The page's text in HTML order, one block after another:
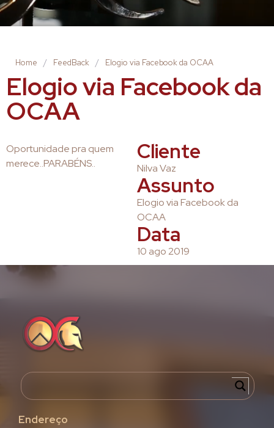
Home / FeedBack / Elogio via Facebook da OCAA
Elogio via Facebook da
OCAA
Oportunidade pra quem
merece..PARABÉNS..
Cliente
Nilva Vaz
Assunto
Elogio via Facebook da
OCAA
Data
10 ago 2019
Endereço